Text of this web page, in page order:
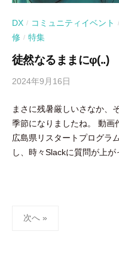
DX / コミュニティイベント /
修 / 特集
徒然なるままにφ(..)
2024年9月16日
吉
田
豪
まさに残暑厳しいさなか、
季節になりましたね。 動画
広島県リスタートプログラ
し、時々Slackに質問が上
次へ »